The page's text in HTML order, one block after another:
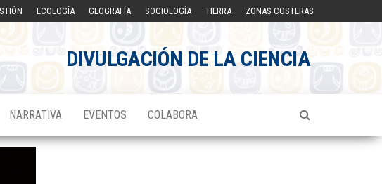
ECOLOGÍA GEOGRAFÍA SOCIOLOGÍA TIERRA ZONAS COSTERAS
DIVULGACIÓN DE LA CIENCIA
NARRATIVA EVENTOS COLABORA